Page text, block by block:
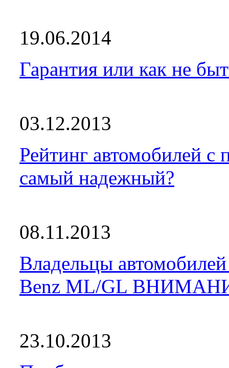
19.06.2014
Гарантия или как не
03.12.2013
Рейтинг автомобилей с
самый надежный?
08.11.2013
Владельцы
Benz ML/GL
23.10.2013